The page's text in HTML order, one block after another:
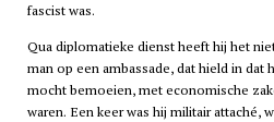
fascist was.
Qua diplomatieke dienst heeft hij het
man op een ambassade, dat hield in dat
mocht bemoeien, met economische
waren. Een keer was hij militair attaché,